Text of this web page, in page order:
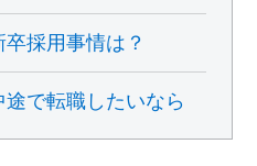
採用事情は？
で転職したいなら